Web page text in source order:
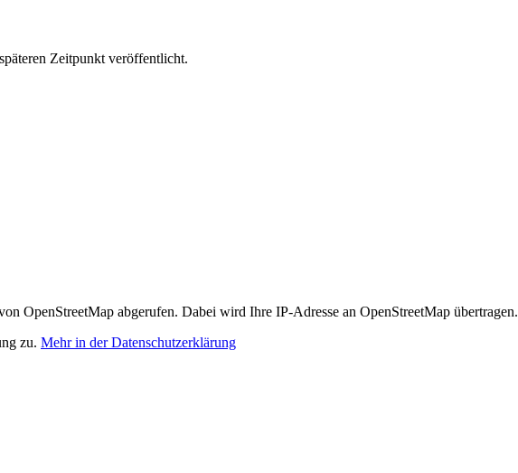
Zeitpunkt veröffentlicht.
OpenStreetMap abgerufen. Dabei wird Ihre IP-Adresse an OpenStreetMap übertragen.
zu. Mehr in der Datenschutzerklärung